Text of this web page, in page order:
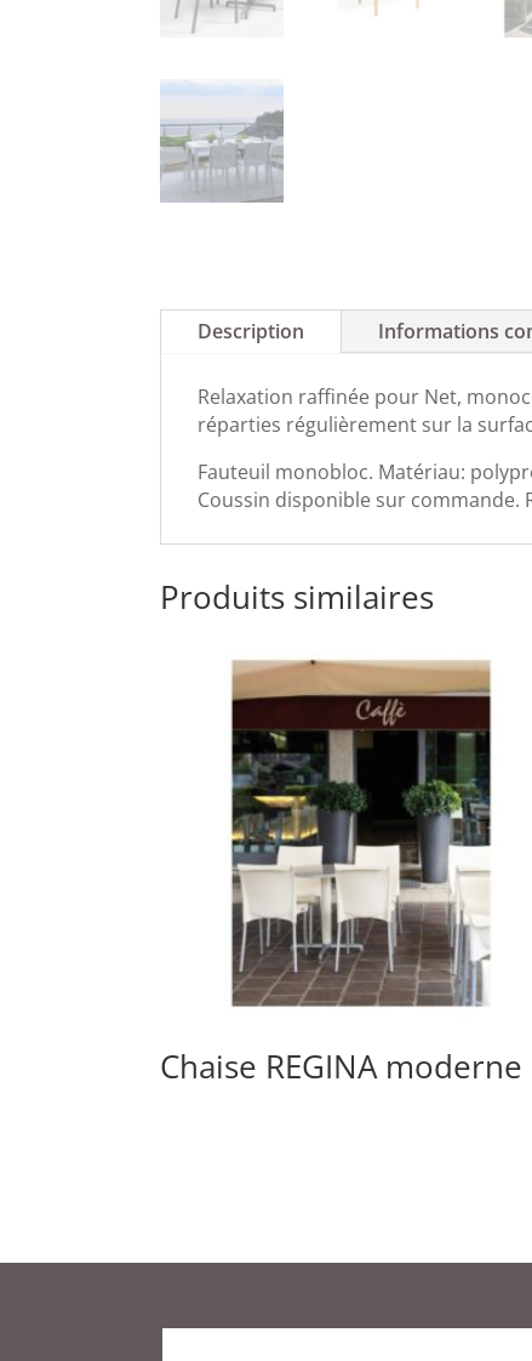
Description Informations
Relaxation raffinée pour Net,
réparties régulièrement sur la
Fauteuil monobloc. Matériau:
Coussin disponible sur commande.
Produits similaires
Chaise REGINA moderne